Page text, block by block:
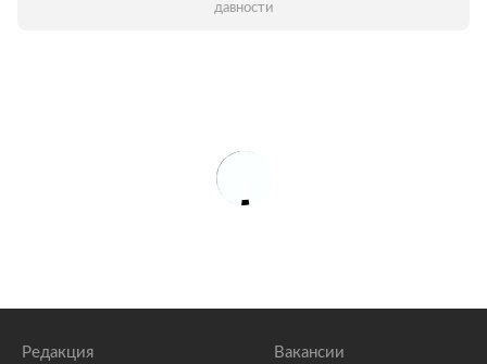
давности
Редакция Вакансии